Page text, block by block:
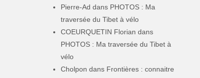
Pierre-Ad dans PHOTOS : Ma
traversée du Tibet à vélo
COEURQUETIN Florian dans
PHOTOS : Ma traversée du Tibet à
vélo
Cholpon dans Frontières : connaitre